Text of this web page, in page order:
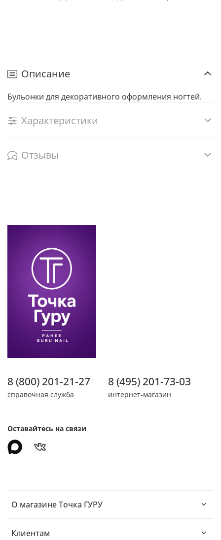
Описание
Бульонки для декоративного оформления ногтей.
Характеристики
Отзывы
О магазине Точка ГУРУ
Клиентам
8 (800) 201-21-27
справочная служба
8 (495) 201-73-03
интернет-магазин
Оставайтесь на связи